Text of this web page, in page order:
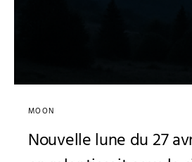
MOON
Nouvelle lune du 27